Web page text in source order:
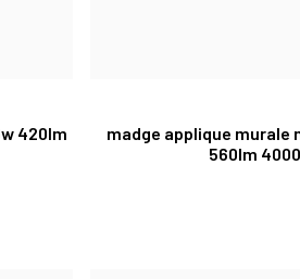
420lm
madge applique murale
560lm